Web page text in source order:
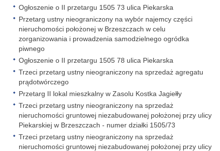
Ogłoszenie o II przetargu 1505 73 ulica Piekarska
Przetarg ustny nieograniczony na wybór najemcy części
nieruchomości położonej w Brzeszczach w celu
zorganizowania i prowadzenia samodzielnego ogródka
piwnego
Ogłoszenie o II przetargu 1505 78 ulica Piekarska
Trzeci przetarg ustny nieograniczony na sprzedaż agregatu
prądotwórczego
Przetarg II lokal mieszkalny w Zasolu Kostka Jagiełły
Trzeci przetarg ustny nieograniczony na sprzedaż
nieruchomości gruntowej niezabudowanej położonej przy ulicy
Piekarskiej w Brzeszczach - numer działki 1505/73
Trzeci przetarg ustny nieograniczony na sprzedaż
nieruchomości gruntowej niezabudowanej położonej przy ulicy